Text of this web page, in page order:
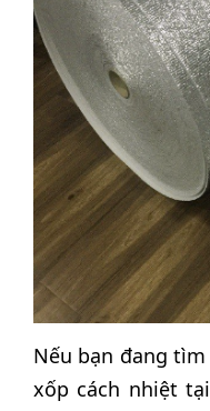
Nếu bạn đang
xốp cách nhiệt